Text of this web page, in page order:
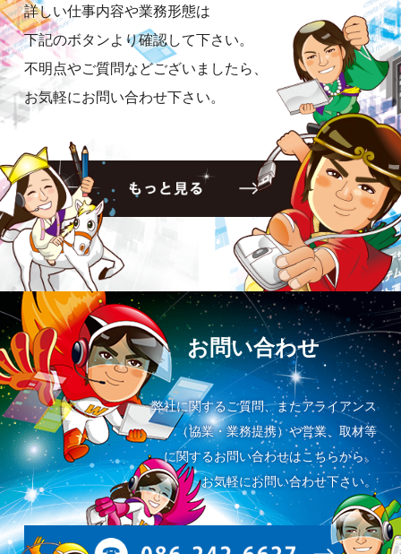
詳しい仕事内容や業務形態は
下記のボタンより確認して下さい。
不明点やご質問などございましたら、
お気軽にお問い合わせ下さい。
お問い合わせ
弊社に関するご質問、またアライアンス
（協業・業務提携）や営業、取材等
に関するお問い合わせはこちらから。
お気軽にお問い合わせ下さい。